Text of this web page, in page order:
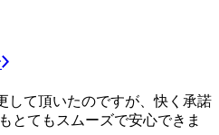
して頂いたのですが、快く承諾
とてもスムーズで安心できま